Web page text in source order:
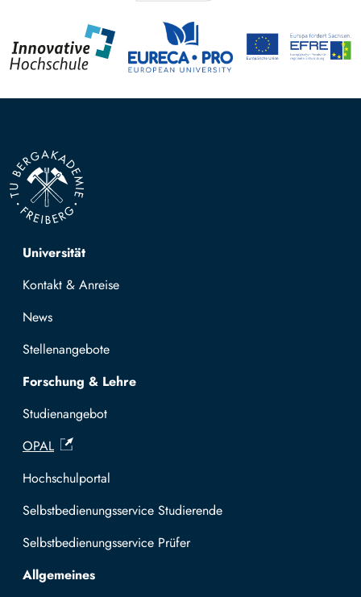
Top navigation
Universität
Kontakt & Anreise
News
Stellenangebote
Forschung & Lehre
Studienangebot
OPAL
Hochschulportal
Selbstbedienungsservice Studierende
Selbstbedienungsservice Prüfer
Allgemeines